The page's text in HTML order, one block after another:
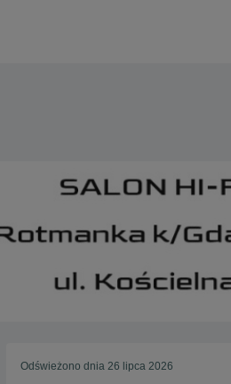
Odświeżono dnia 26 lipca 2026